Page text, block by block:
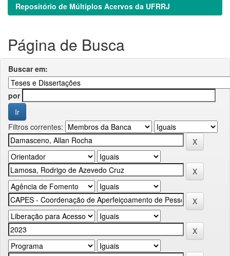
Repositório de Múltiplos Acervos da UFRRJ
Página de Busca
Buscar em:
por
Filtros correntes: